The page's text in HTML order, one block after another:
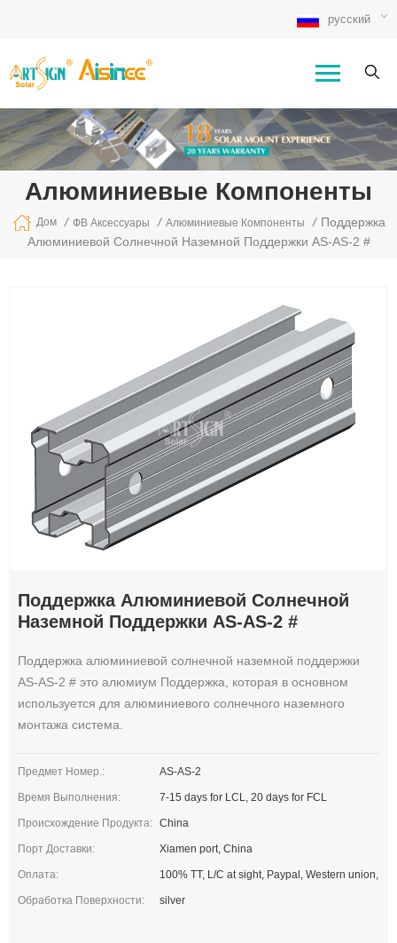
русский
Алюминиевые Компоненты
Дом / ФВ Аксессуары / Алюминиевые Компоненты / Поддержка
Алюминиевой Солнечной Наземной Поддержки AS-AS-2 #
Поддержка Алюминиевой Солнечной
Наземной Поддержки AS-AS-2 #
Поддержка алюминиевой солнечной наземной поддержки
AS-AS-2 # это алюмиум Поддержка, которая в основном
используется для алюминиевого солнечного наземного
монтажа система.
Предмет Номер.: AS-AS-2
Время Выполнения: 7-15 days for LCL, 20 days for FCL
Происхождение Продукта: China
Порт Доставки: Xiamen port, China
Оплата: 100% TT, L/C at sight, Paypal, Western union,
Обработка Поверхности: silver